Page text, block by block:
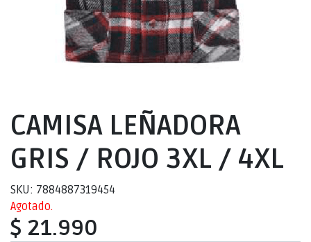
CAMISA LEÑADORA
GRIS / ROJO 3XL / 4XL
SKU: 7884887319454
Agotado.
$ 21.990